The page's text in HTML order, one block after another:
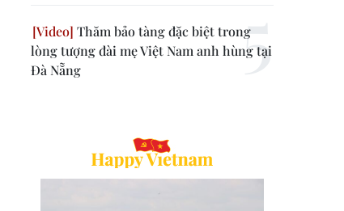
Thăm bảo tàng đặc biệt trong
lòng tượng đài mẹ Việt Nam anh hùng tại
Đà Nẵng